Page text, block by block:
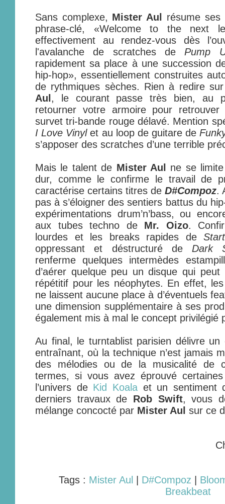
Sans complexe, Mister Aul
résume
phrase-clé, «Welcome to the next
effectivement au rendez-vous dès
l'avalanche de scratches de Pump
rapidement sa place à une succession
hip-hop», essentiellement construites
de rythmiques sèches. Rien à redire
Aul , le courant passe très bien, au
retourner votre armoire pour
survet tri-bande rouge délavé. Mention
I Love Vinylet au loop de guitare de
s’apposer des scratches d’une terrible
Mais le talent de Mister Aul
ne se
dur, comme le confirme le travail de
caractérise certains titres de D#Compoz.
pas à s’éloigner des sentiers battus du
expérimentations drum’n’bass, ou
aux tubes techno de Mr. Oizo.
lourdes et les breaks rapides de
oppressant et déstructuré de Dark
renferme quelques intermèdes
d’aérer quelque peu un disque qui peut
répétitif pour les néophytes. En effet,
ne laissent aucune place à d’éventuels
une dimension supplémentaire à ses
également mis à mal le concept privilégié
Au final, le turntablist parisien délivre
entraînant, où la technique n’est jamais
des mélodies ou de la musicalité de
termes, si vous avez éprouvé
l’univers de Kid Koala et un sentiment
derniers travaux de Rob Swift, vous
mélange concocté par Mister Aul sur ce
Tags : Mister Aul D#Compoz
Breakbeat